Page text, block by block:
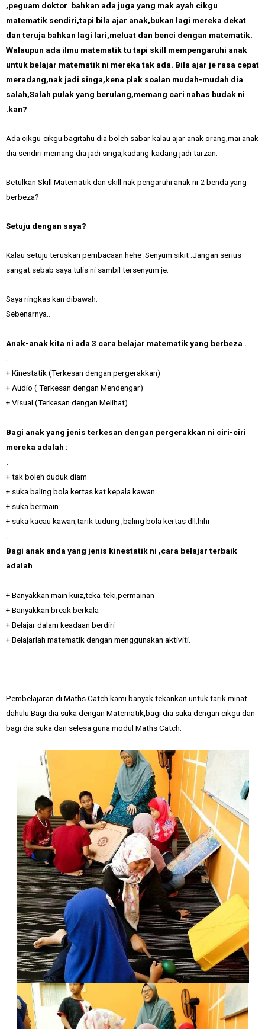
,peguam doktor bahkan ada juga yang mak ayah cikgu
matematik sendiri,tapi bila ajar anak,bukan lagi mereka dekat
dan teruja bahkan lagi lari,meluat dan benci dengan matematik.
Walaupun ada ilmu matematik tu tapi skill mempengaruhi anak
untuk belajar matematik ni mereka tak ada. Bila ajar je rasa cepat
meradang,nak jadi singa,kena plak soalan mudah-mudah dia
salah,Salah pulak yang berulang,memang cari nahas budak ni
.kan?
Ada cikgu-cikgu bagitahu dia boleh sabar kalau ajar anak orang,mai anak
dia sendiri memang dia jadi singa,kadang-kadang jadi tarzan.
Betulkan Skill Matematik dan skill nak pengaruhi anak ni 2 benda yang
berbeza?
Setuju dengan saya?
Kalau setuju teruskan pembacaan.hehe .Senyum sikit .Jangan serius
sangat.sebab saya tulis ni sambil tersenyum je.
Saya ringkas kan dibawah.
Sebenarnya..
Anak-anak kita ni ada 3 cara belajar matematik yang berbeza .
+ Kinestatik (Terkesan dengan pergerakkan)
+ Audio ( Terkesan dengan Mendengar)
+ Visual (Terkesan dengan Melihat)
Bagi anak yang jenis terkesan dengan pergerakkan ni ciri-ciri
mereka adalah :
.
+ tak boleh duduk diam
+ suka baling bola kertas kat kepala kawan
+ suka bermain
+ suka kacau kawan,tarik tudung ,baling bola kertas dll.hihi
Bagi anak anda yang jenis kinestatik ni ,cara belajar terbaik
adalah
+ Banyakkan main kuiz,teka-teki,permainan
+ Banyakkan break berkala
+ Belajar dalam keadaan berdiri
+ Belajarlah matematik dengan menggunakan aktiviti.
Pembelajaran di Maths Catch kami banyak tekankan untuk tarik minat
dahulu.Bagi dia suka dengan Matematik,bagi dia suka dengan cikgu dan
bagi dia suka dan selesa guna modul Maths Catch.